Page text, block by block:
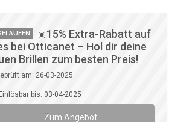
☀️15% Extra-Rabatt auf
bei Otticanet – Hol dir deine
Brillen zum besten Preis!
am: 26-03-2025
Einlösbar bis: 03-04-2025
Zum Angebot